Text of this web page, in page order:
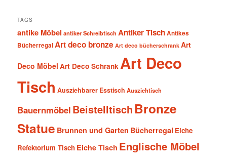
TAGS
antike Möbel antiker Schreibtisch Antiker TischAntikes
BücherregalArt deco bronze Art deco bücherschrank Art
Deco Möbel Art Deco Schrank Art Deco
Tisch Ausziehbarer Esstisch Ausziehtisch
Bauernmöbel Beistelltisch Bronze
Statue Brunnen und Garten Bücherregal Eiche
Refektorium Tisch Eiche Tisch Englische Möbel